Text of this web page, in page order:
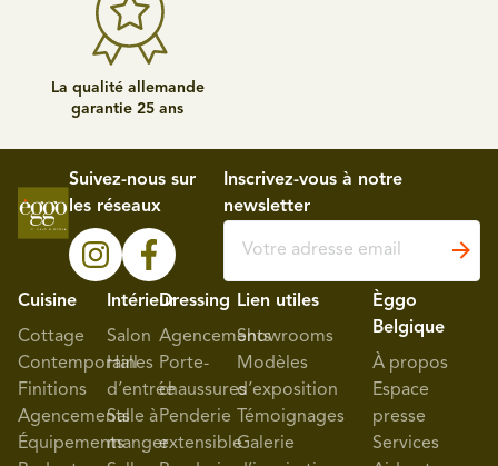
La qualité allemande
garantie 25 ans
Suivez-nous sur
les réseaux
Inscrivez-vous à notre
newsletter
Cuisine
Cottage
Contemporaines
Finitions
Agencements
Équipements
Intérieur
Salon
Hall
d’entrée
Salle à
manger
Dressing
Agencements
Porte-
chaussures
Penderie
extensible
Lien utiles
Showrooms
Modèles
d’exposition
Témoignages
Galerie
Èggo
Belgique
À propos
Espace
presse
Services